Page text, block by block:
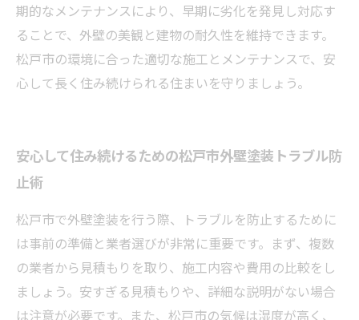
期的なメンテナンスにより、早期に劣化を発見し対応す
ることで、外壁の美観と建物の耐久性を維持できます。
松戸市の環境に合った適切な施工とメンテナンスで、安
心して長く住み続けられる住まいを守りましょう。
安心して住み続けるための松戸市外壁塗装トラブル防
止術
松戸市で外壁塗装を行う際、トラブルを防止するために
は事前の準備と業者選びが非常に重要です。まず、複数
の業者から見積もりを取り、施工内容や費用の比較をし
ましょう。安すぎる見積もりや、詳細な説明がない場合
は注意が必要です。また、松戸市の気候は湿度が高く、